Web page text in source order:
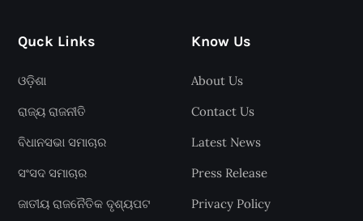
Quck Links
ଓଡ଼ିଶା
ରାଜ୍ୟ ରାଜନୀତି
ବିଧାନସଭା ସମାଚାର
ସଂସଦ ସମାଚାର
ଜାତୀୟ ରାଜନୈତିକ ଦୃଶ୍ୟପଟ
Know Us
About Us
Contact Us
Latest News
Press Release
Privacy Policy